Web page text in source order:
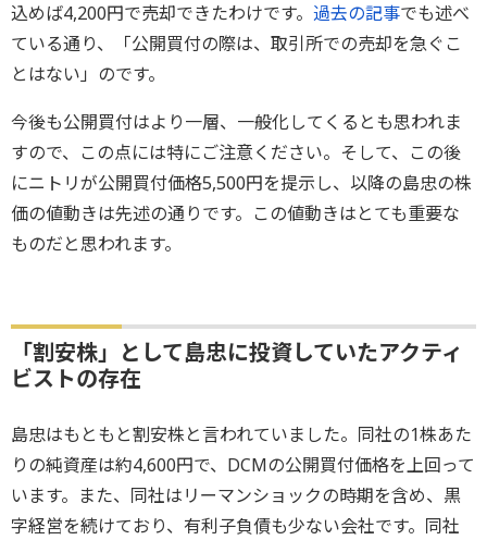
込めば4,200円で売却できたわけです。 過去の記事でも述べ
ている通り、「公開買付の際は、取引所での売却を急ぐこ
とはない」のです。
今後も公開買付はより一層、一般化してくるとも思われま
すので、この点には特にご注意ください。そして、この後
にニトリが公開買付価格5,500円を提示し、以降の島忠の株
価の値動きは先述の通りです。この値動きはとても重要な
ものだと思われます。
「割安株」として島忠に投資していたアクティ
ビストの存在
島忠はもともと割安株と言われていました。同社の1株あた
りの純資産は約4,600円で、DCMの公開買付価格を上回って
います。また、同社はリーマンショックの時期を含め、黒
字経営を続けており、有利子負債も少ない会社です。同社